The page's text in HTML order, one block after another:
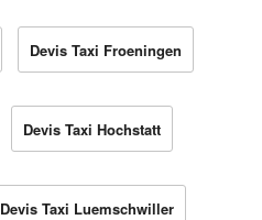
Devis Taxi Froeningen
Devis Taxi Hochstatt
Devis Taxi Luemschwiller